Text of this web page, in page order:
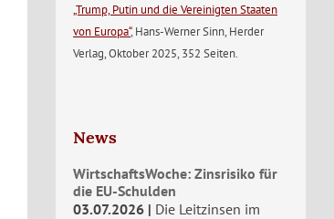
„Trump, Putin und die Vereinigten Staaten
von Europa“, Hans-Werner Sinn, Herder
Verlag, Oktober 2025, 352 Seiten.
News
WirtschaftsWoche: Zinsrisiko für
die EU-Schulden
03.07.2026
Die Leitzinsen im